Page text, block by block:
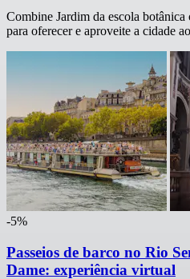
Combine Jardim da escola
para oferecer e aproveite a cidade
-5%
Passeios de barco no Rio
Dame: experiência virtual